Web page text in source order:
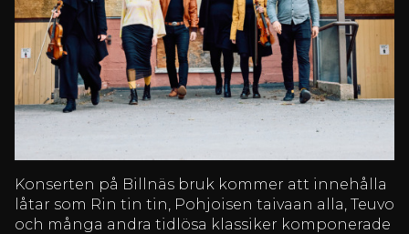
Konserten på Billnäs bruk kommer att innehålla
låtar som Rin tin tin, Pohjoisen taivaan alla, Teuvo
och många andra tidlösa klassiker komponerade